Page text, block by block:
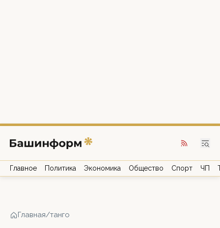
Главное Политика Экономика Общество Спорт ЧП
Главная/танго